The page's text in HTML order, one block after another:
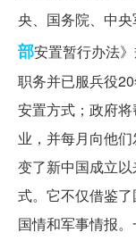
央、国务院、中
部安置暂行办法
职务并已服兵役
安置方式；政府
业，并每月向他
变了新中国成立
式。它不仅借鉴
国情和军事情报